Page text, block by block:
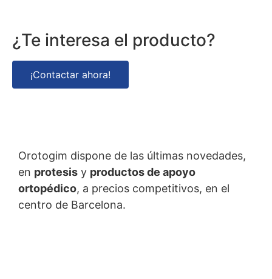
¿Te interesa el producto?
¡Contactar ahora!
Orotogim dispone de las últimas novedades,
en protesis y productos de apoyo
ortopédico, a precios competitivos, en el
centro de Barcelona.